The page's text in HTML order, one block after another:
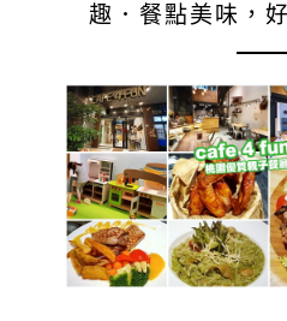
趣．餐點美味，